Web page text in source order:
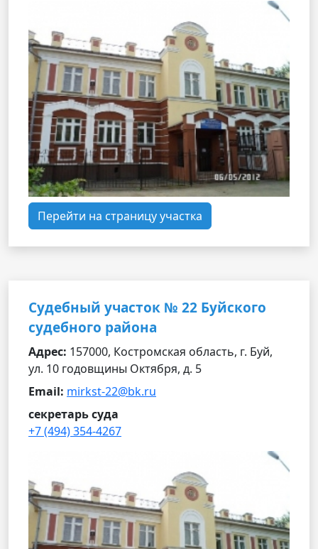
Перейти на страницу участка
Судебный участок № 22 Буйского
судебного района
Адрес: 157000, Костромская область, г. Буй,
ул. 10 годовщины Октября, д. 5
Email: mirkst-22@bk.ru
секретарь суда
+7 (494) 354-4267